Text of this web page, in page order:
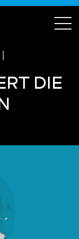
Menü
DIE